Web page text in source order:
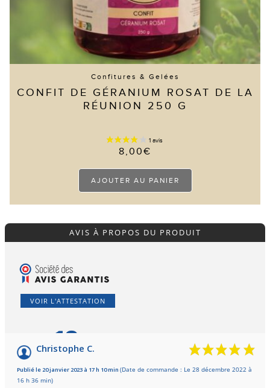
Confitures & Gelées
CONFIT DE GÉRANIUM ROSAT DE LA
RÉUNION 250 G
8,00€
AJOUTER AU PANIER
AVIS À PROPOS DU PRODUIT
VOIR L'ATTESTATION
10/10
Basé sur 4 avis
Christophe C.
Publié le 20 janvier 2023 à 17 h 10 min (Date de commande : Le 28 décembre 2022 à
16 h 36 min)